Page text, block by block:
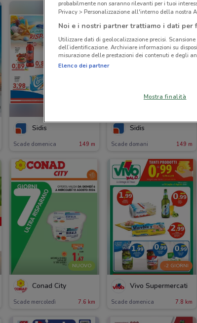
Sidis
Scade domenica 149 m
Sidis
Scade domani 149 m
NUOVO
Conad City
Scade mercoledì 7.6 km
-2 GIORNI
Vivo Supermercati
Scade domenica 7.8 km
probabilmente non saranno rilevanti per i tuoi
Privacy > Personalizzazione all'interno della nostra
Noi e i nostri partner trattiamo i dati per
Utilizzare dati di geolocalizzazione precisi.
dell’identificazione. Archiviare informazioni su
misurazione delle prestazioni dei contenuti e degli
Elenco dei partner
Mostra finalità